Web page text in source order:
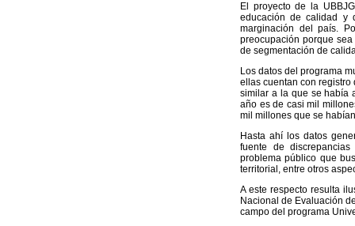
El proyecto de la
educación de calidad y
marginación del país.
preocupación porque
de segmentación de
Los datos del programa
ellas cuentan con
similar a la que se había
año es de casi mil
mil millones que se
Hasta ahí los datos
fuente de
problema público que
territorial, entre otros
A este respecto resulta
Nacional de Evaluación
campo del programa